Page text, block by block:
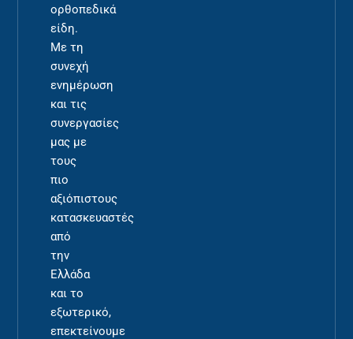
ορθοπεδικά
είδη.
Με τη
συνεχή
ενημέρωση
και τις
συνεργασίες
μας με
τους
πιο
αξιόπιστους
κατασκευαστές
από
την
Ελλάδα
και το
εξωτερικό,
επεκτείνουμε